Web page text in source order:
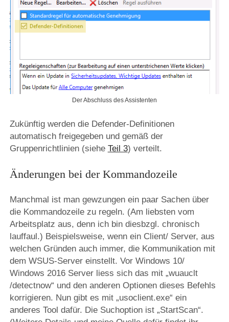
Der Abschluss des Assistenten
Zukünftig werden die Defender-Definitionen
automatisch freigegeben und gemäß der
Gruppenrichtlinien (siehe Teil 3) verteilt.
Änderungen bei der Kommandozeile
Manchmal ist man gewzungen ein paar Sachen über
die Kommandozeile zu regeln. (Am liebsten vom
Arbeitsplatz aus, denn ich bin diesbzgl. chronisch
lauffaul.) Beispielsweise, wenn ein Client/ Server, aus
welchen Gründen auch immer, die Kommunikation mit
dem WSUS-Server einstellt. Vor Windows 10/
Windows 2016 Server liess sich das mit „wuauclt
/detectnow“ und den anderen Optionen dieses Befehls
korrigieren. Nun gibt es mit „usoclient.exe“ ein
anderes Tool dafür. Die Suchoption ist „StartScan“.